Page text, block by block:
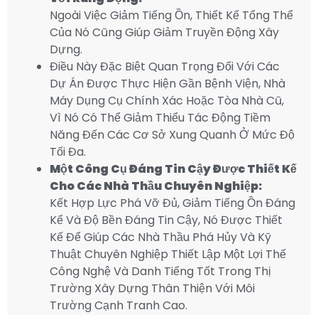
Ngoài Việc Giảm Tiếng Ồn, Thiết Kế Tổng Thể
Của Nó Cũng Giúp Giảm Truyền Động Xây
Dựng.
Điều Này Đặc Biệt Quan Trọng Đối Với Các
Dự Án Được Thực Hiện Gần Bệnh Viện, Nhà
Máy Dụng Cụ Chính Xác Hoặc Tòa Nhà Cũ,
Vì Nó Có Thể Giảm Thiểu Tác Động Tiềm
Năng Đến Các Cơ Sở Xung Quanh Ở Mức Độ
Tối Đa.
Một Công Cụ Đáng Tin Cậy Được Thiết Kế
Cho Các Nhà Thầu Chuyên Nghiệp:
Kết Hợp Lực Phá Vỡ Đủ, Giảm Tiếng Ồn Đáng
Kể Và Độ Bền Đáng Tin Cậy, Nó Được Thiết
Kế Để Giúp Các Nhà Thầu Phá Hủy Và Kỹ
Thuật Chuyên Nghiệp Thiết Lập Một Lợi Thế
Công Nghệ Và Danh Tiếng Tốt Trong Thị
Trường Xây Dựng Thân Thiện Với Môi
Trường Cạnh Tranh Cao.